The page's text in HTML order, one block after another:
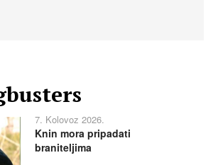
7. Kolovoz 2026.
Knin mora pripadati
braniteljima